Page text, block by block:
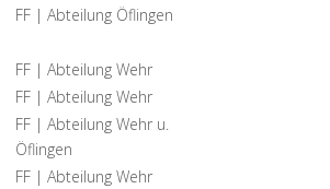
FF | Abteilung Öflingen
FF | Abteilung Wehr
FF | Abteilung Wehr
FF | Abteilung Wehr u.
Öflingen
FF | Abteilung Wehr